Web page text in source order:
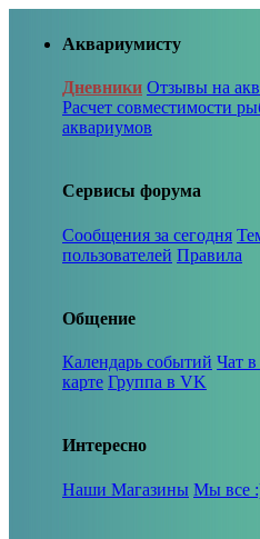
Аквариумисту
Дневники Отзывы на
Расчет совместимости
аквариумов
Сервисы форума
Сообщения за сегодня
пользователей Правила
Общение
Календарь событий Чат в
карте Группа в VK
Интересно
Наши Магазины Мы все